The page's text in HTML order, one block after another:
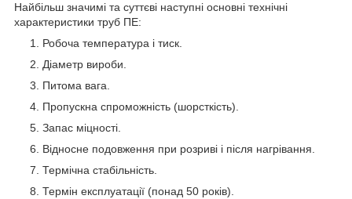
Найбільш значимі та суттєві наступні основні технічні
характеристики труб ПЕ:
Робоча температура і тиск.
Діаметр вироби.
Питома вага.
Пропускна спроможність (шорсткість).
Запас міцності.
Відносне подовження при розриві і після нагрівання.
Термічна стабільність.
Термін експлуатації (понад 50 років).